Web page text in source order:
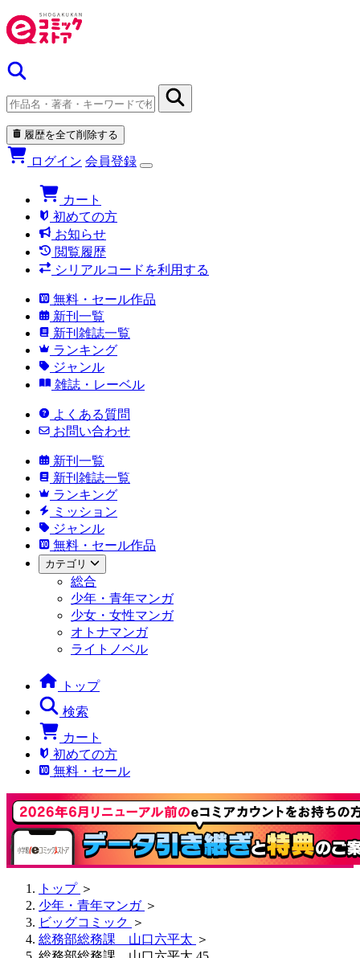
履歴を全て削除する
ログイン 会員登録
カート
初めての方
お知らせ
閲覧履歴
シリアルコードを利用する
無料・セール作品
新刊一覧
新刊雑誌一覧
ランキング
ジャンル
雑誌・レーベル
よくある質問
お問い合わせ
新刊一覧
新刊雑誌一覧
ランキング
ミッション
ジャンル
無料・セール作品
カテゴリ
総合
少年・青年マンガ
少女・女性マンガ
オトナマンガ
ライトノベル
トップ
検索
カート
初めての方
無料・セール
トップ ＞
少年・青年マンガ ＞
ビッグコミック ＞
総務部総務課 山口六平太 ＞